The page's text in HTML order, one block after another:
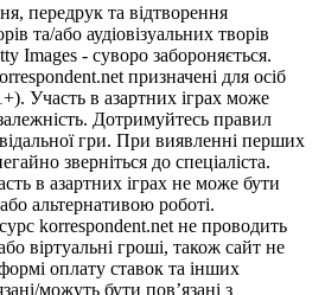
передрук та відтворення
та/або аудіовізуальних творів
Images - суворо забороняється.
призначені для осіб
Участь в азартних іграх може
Дотримуйтесь правил
гри. При виявленні перших
зверніться до спеціаліста.
в азартних іграх не може бути
альтернативою роботі.
korrespondent.net не проводить
віртуальні гроші, також сайт не
оплату ставок та інших
можуть бути пов’язані з